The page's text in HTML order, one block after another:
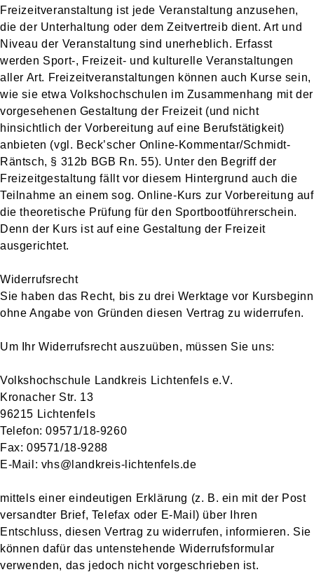
Freizeitveranstaltung ist jede Veranstaltung anzusehen,
die der Unterhaltung oder dem Zeitvertreib dient. Art und
Niveau der Veranstaltung sind unerheblich. Erfasst
werden Sport-, Freizeit- und kulturelle Veranstaltungen
aller Art. Freizeitveranstaltungen können auch Kurse sein,
wie sie etwa Volkshochschulen im Zusammenhang mit der
vorgesehenen Gestaltung der Freizeit (und nicht
hinsichtlich der Vorbereitung auf eine Berufstätigkeit)
anbieten (vgl. Beck’scher Online-Kommentar/Schmidt-
Räntsch, § 312b BGB Rn. 55). Unter den Begriff der
Freizeitgestaltung fällt vor diesem Hintergrund auch die
Teilnahme an einem sog. Online-Kurs zur Vorbereitung auf
die theoretische Prüfung für den Sportbootführerschein.
Denn der Kurs ist auf eine Gestaltung der Freizeit
ausgerichtet.
Widerrufsrecht
Sie haben das Recht, bis zu drei Werktage vor Kursbeginn
ohne Angabe von Gründen diesen Vertrag zu widerrufen.
Um Ihr Widerrufsrecht auszuüben, müssen Sie uns:
Volkshochschule Landkreis Lichtenfels e.V.
Kronacher Str. 13
96215 Lichtenfels
Telefon: 09571/18-9260
Fax: 09571/18-9288
E-Mail: vhs@landkreis-lichtenfels.de
mittels einer eindeutigen Erklärung (z. B. ein mit der Post
versandter Brief, Telefax oder E-Mail) über Ihren
Entschluss, diesen Vertrag zu widerrufen, informieren. Sie
können dafür das untenstehende Widerrufsformular
verwenden, das jedoch nicht vorgeschrieben ist.